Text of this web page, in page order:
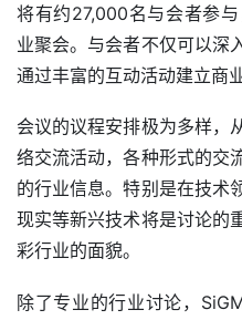
将有约27,000名与会者参
业聚会。与会者不仅可以深
通过丰富的互动活动建立商
会议的议程安排极为多样，
络交流活动，各种形式的交
的行业信息。特别是在技术
现实等新兴技术将是讨论的
彩行业的面貌。
除了专业的行业讨论，